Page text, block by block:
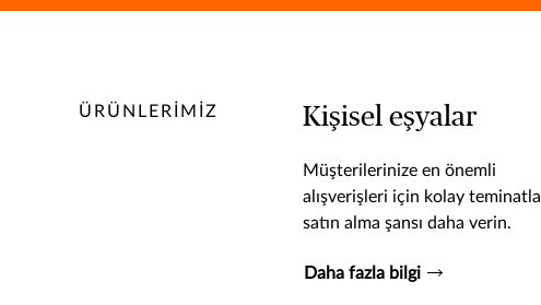
ÜRÜNLERIMIZ Kişisel eşyalar
Müşterilerinize en önemli
alışverişleri için kolay teminatla
satın alma şansı daha verin.
Daha fazla bilgi